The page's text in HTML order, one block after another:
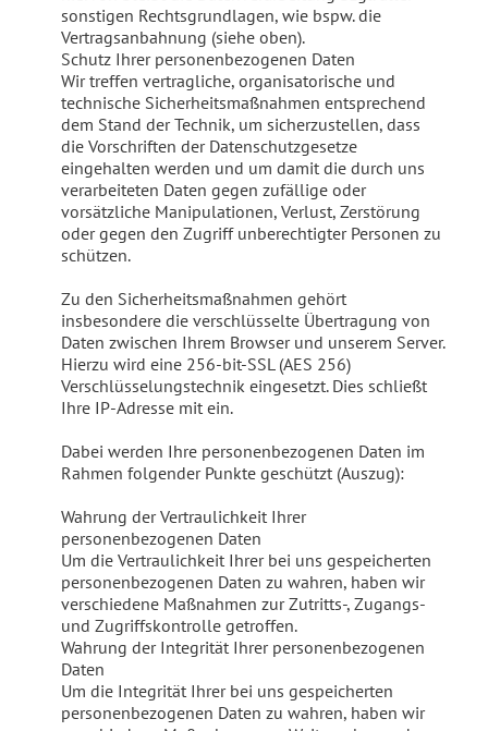
sonstigen Rechtsgrundlagen, wie bspw. die
Vertragsanbahnung (siehe oben).
Schutz Ihrer personenbezogenen Daten
Wir treffen vertragliche, organisatorische und
technische Sicherheitsmaßnahmen entsprechend
dem Stand der Technik, um sicherzustellen, dass
die Vorschriften der Datenschutzgesetze
eingehalten werden und um damit die durch uns
verarbeiteten Daten gegen zufällige oder
vorsätzliche Manipulationen, Verlust, Zerstörung
oder gegen den Zugriff unberechtigter Personen zu
schützen.
Zu den Sicherheitsmaßnahmen gehört
insbesondere die verschlüsselte Übertragung von
Daten zwischen Ihrem Browser und unserem Server.
Hierzu wird eine 256-bit-SSL (AES 256)
Verschlüsselungstechnik eingesetzt. Dies schließt
Ihre IP-Adresse mit ein.
Dabei werden Ihre personenbezogenen Daten im
Rahmen folgender Punkte geschützt (Auszug):
Wahrung der Vertraulichkeit Ihrer
personenbezogenen Daten
Um die Vertraulichkeit Ihrer bei uns gespeicherten
personenbezogenen Daten zu wahren, haben wir
verschiedene Maßnahmen zur Zutritts-, Zugangs-
und Zugriffskontrolle getroffen.
Wahrung der Integrität Ihrer personenbezogenen
Daten
Um die Integrität Ihrer bei uns gespeicherten
personenbezogenen Daten zu wahren, haben wir